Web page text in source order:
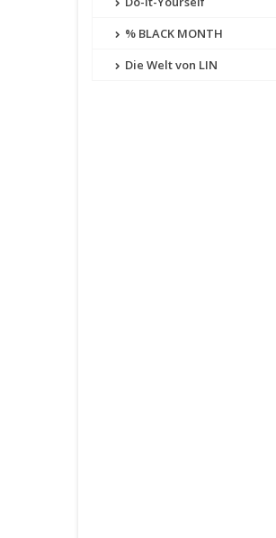
% BLACK MONTH
Die Welt von LIN